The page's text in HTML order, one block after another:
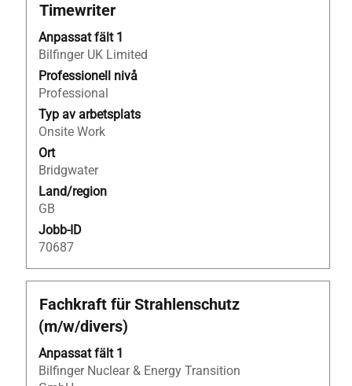
Titel
Timewriter
Anpassat fält 1
Bilfinger UK Limited
Professionell nivå
Professional
Typ av arbetsplats
Onsite Work
Ort
Bridgwater
Land/region
GB
Jobb-ID
70687
Klicka
blankstegstangenten
för
att
visa
allt
innehåll
i
jobbeskrivningen.
Titel
Fachkraft für Strahlenschutz
(m/w/divers)
Anpassat fält 1
Bilfinger Nuclear & Energy Transition
Klicka
på
blankstegstangenten
för
att